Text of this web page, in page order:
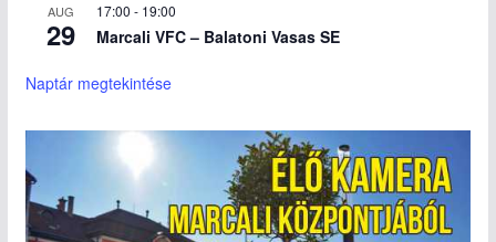
AUG
29
17:00 - 19:00
Marcali VFC – Balatoni Vasas SE
Naptár megtekintése